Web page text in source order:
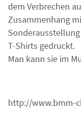
dem Verbrechen
Zusammenhang
T-Shirts gedruckt.
Man kann sie im
http://www.bmm-